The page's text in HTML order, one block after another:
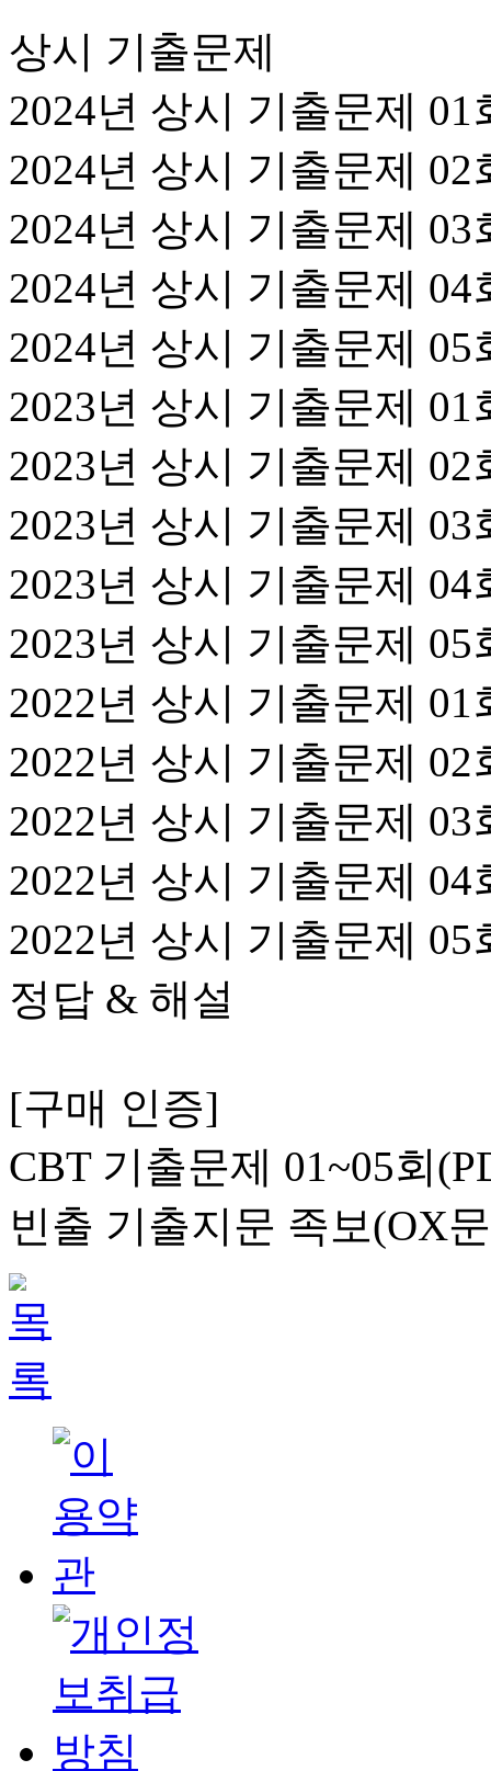
상시 기출문제
2024년 상시 기출문제 01
2024년 상시 기출문제 02
2024년 상시 기출문제 03
2024년 상시 기출문제 04
2024년 상시 기출문제 05
2023년 상시 기출문제 01
2023년 상시 기출문제 02
2023년 상시 기출문제 03
2023년 상시 기출문제 04
2023년 상시 기출문제 05
2022년 상시 기출문제 01
2022년 상시 기출문제 02
2022년 상시 기출문제 03
2022년 상시 기출문제 04
2022년 상시 기출문제 05
정답 & 해설
[구매 인증]
CBT 기출문제 01~05회
빈출 기출지문 족보(OX